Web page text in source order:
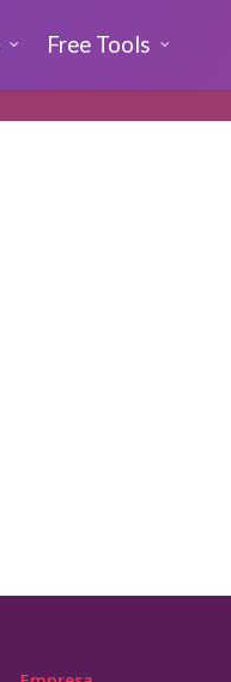
Free Tools